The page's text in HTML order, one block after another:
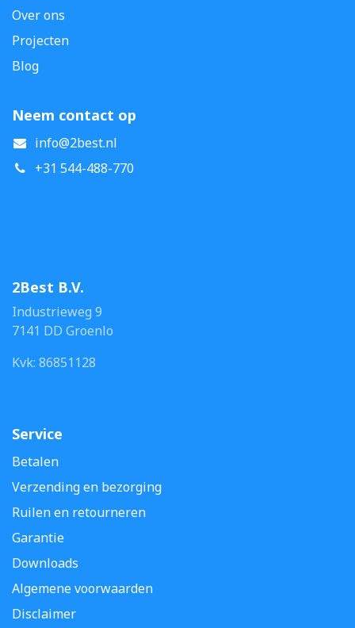
Over ons
Projecten
Blog
Neem contact op
info@2best.nl
+31 544-488-770
2Best B.V.
Industrieweg 9
7141 DD Groenlo
Kvk: 86851128
Service
Betalen
Verzending en bezorging
Ruilen en retourneren
Garantie
Downloads
Algemene voorwaarden
Disclaimer